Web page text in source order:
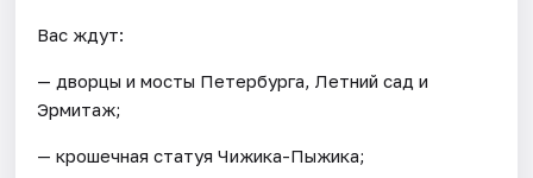
Вас ждут:
— дворцы и мосты Петербурга, Летний сад и
Эрмитаж;
— крошечная статуя Чижика-Пыжика;